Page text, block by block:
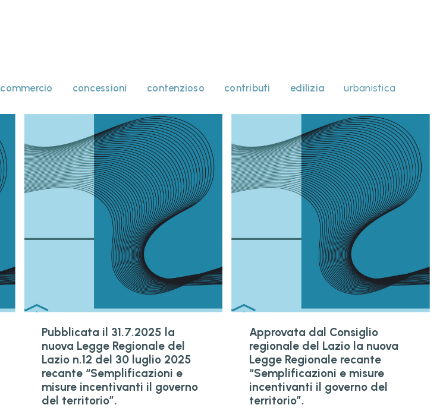
commercio concessioni contenzioso contributi edilizia urbanistica
Pubblicata il 31.7.2025 la
nuova Legge Regionale del
Lazio n.12 del 30 luglio 2025
recante “Semplificazioni e
misure incentivanti il governo
del territorio”.
Approvata dal Consiglio
regionale del Lazio la nuova
Legge Regionale recante
“Semplificazioni e misure
incentivanti il governo del
territorio”.